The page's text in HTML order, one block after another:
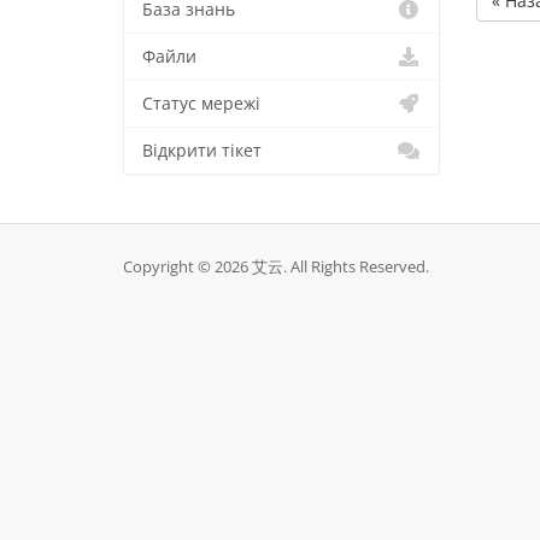
База знань
Файли
Статус мережі
Відкрити тікет
Copyright © 2026 艾云. All Rights Reserved.